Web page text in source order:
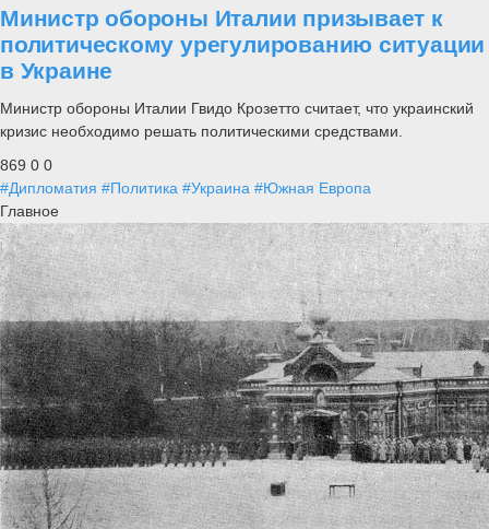
Министр обороны Италии призывает к
политическому урегулированию ситуации
в Украине
Министр обороны Италии Гвидо Крозетто считает, что украинский
кризис необходимо решать политическими средствами.
869 0 0
#Дипломатия #Политика #Украина #Южная Европа
Главное